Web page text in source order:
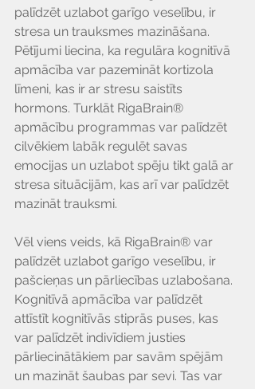
palīdzēt uzlabot garīgo veselību, ir
stresa un trauksmes mazināšana.
Pētījumi liecina, ka regulāra kognitīvā
apmācība var pazemināt kortizola
līmeni, kas ir ar stresu saistīts
hormons. Turklāt RigaBrain®
apmācību programmas var palīdzēt
cilvēkiem labāk regulēt savas
emocijas un uzlabot spēju tikt galā ar
stresa situācijām, kas arī var palīdzēt
mazināt trauksmi.
Vēl viens veids, kā RigaBrain® var
palīdzēt uzlabot garīgo veselību, ir
pašcieņas un pārliecības uzlabošana.
Kognitīvā apmācība var palīdzēt
attīstīt kognitīvās stiprās puses, kas
var palīdzēt indivīdiem justies
pārliecinātākiem par savām spējām
un mazināt šaubas par sevi. Tas var